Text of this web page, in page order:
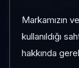
Markamızın
kullanıldığı
hakkında
3 Ay:+%10,25
KATEGORI